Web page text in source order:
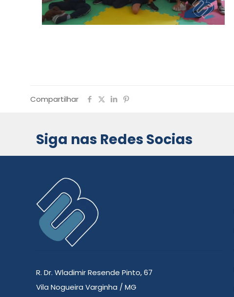
Compartilhar
Siga nas Redes Socias
R. Dr. Wladimir Resende Pinto, 67
Vila Nogueira Varginha / MG